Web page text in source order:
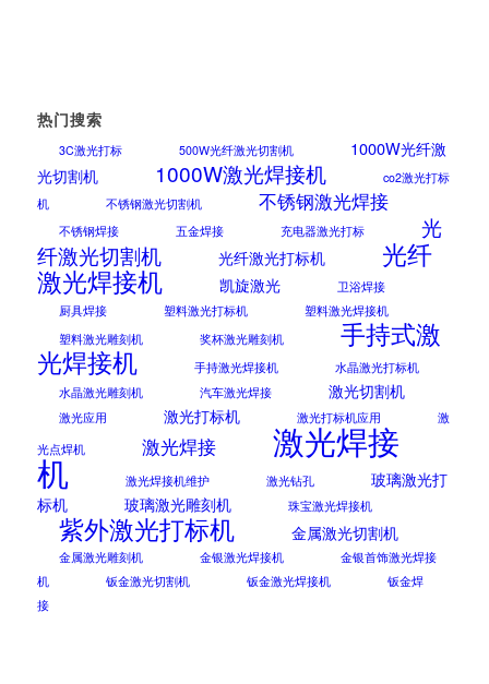
热门搜索
3C激光打标 500W光纤激光切割机
1000W光纤激
光切割机
1000W激光焊接机
co2激光打标
机
不锈钢激光切割机 不锈钢激光焊接
不锈钢焊接 五金焊接 充电器激光打标
光
纤激光切割机
光纤激光打标机 光纤
激光焊接机 凯旋激光
卫浴焊接
厨具焊接
塑料激光打标机
塑料激光焊接机
塑料激光雕刻机
奖杯激光雕刻机 手持式激
光焊接机 手持激光焊接机
水晶激光打标机
水晶激光雕刻机
汽车激光焊接 激光切割机
激光应用 激光打标机 激光打标机应用
激
光点焊机
激光焊接 激光焊接
机 激光焊接机维护 激光钻孔
玻璃激光打
标机
玻璃激光雕刻机 珠宝激光焊接机
紫外激光打标机 金属激光切割机
金属激光雕刻机 金银激光焊接机
金银首饰激光焊接
机
钣金激光切割机 钣金激光焊接机
钣金焊
接